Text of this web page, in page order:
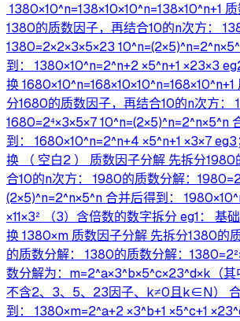
1380×10^n=138×10×10^n=138×10^n+1
1380的质数因子，再结合10的n次方：
1380=2×2×3×5×23
到： 1380×10^n=2^n+2 ×5^n+1 ×23×3
换
分1680的质数因子，再结合10的n次方：
1680=2⁴×3×5×7 10^n=(2×5)^n=2^n×5^n
到： 1680×10^n=2^n+4 ×5^n+1 ×3×7
换 （ 空白2 ） 质数因子分解 先拆分1980
合10的n次方： 1980的质数分解：
(2×5)^n=2^n×5^n 合并后得到：
×11×3² （3）含倍数的数字拆分 eg1： 基
换 1380×m 质数因子分解 先拆分1380的
的质数分解： 1380的质数分解：
数分解为：m=2^a×3^b×5^c×23^d×k（
不含2、3、5、23因子、k≠0且k∈N）
到： 1380×m=2^a+2 ×3^b+1 ×5^c+1